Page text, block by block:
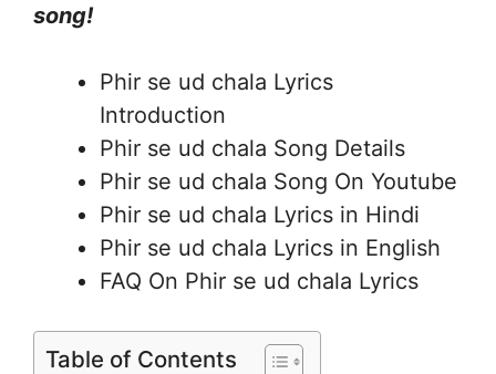
song!
Phir se ud chala Lyrics
Introduction
Phir se ud chala Song Details
Phir se ud chala Song On Youtube
Phir se ud chala Lyrics in Hindi
Phir se ud chala Lyrics in English
FAQ On Phir se ud chala Lyrics
Table of Contents